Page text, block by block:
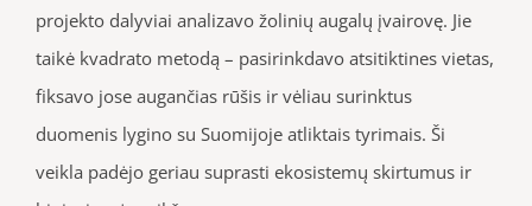
projekto dalyviai analizavo žolinių augalų įvairovę. Jie
taikė kvadrato metodą – pasirinkdavo atsitiktines vietas,
fiksavo jose augančias rūšis ir vėliau surinktus
duomenis lygino su Suomijoje atliktais tyrimais. Ši
veikla padėjo geriau suprasti ekosistemų skirtumus ir